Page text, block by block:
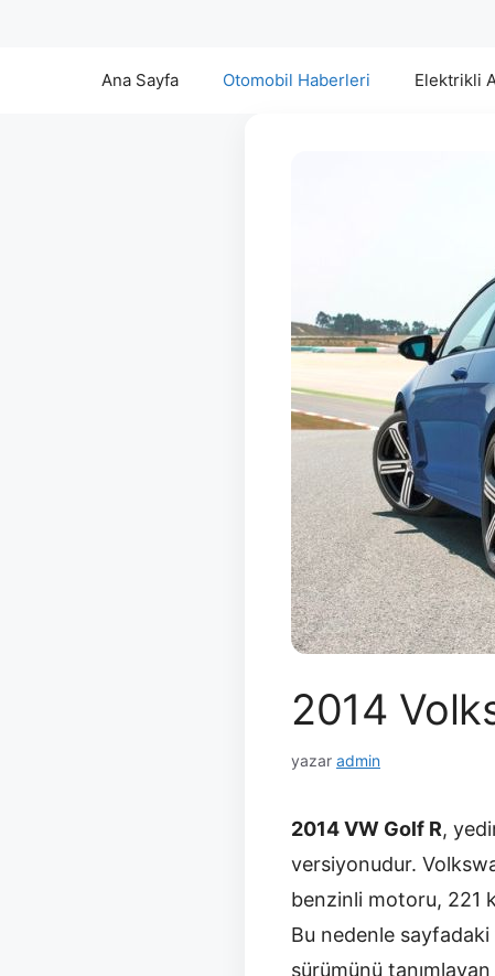
Ana Sayfa Otomobil Haberleri Elektrikli
2014
yazar admin
2014 VW Golf R,
versiyonudur.
benzinli motoru, 221
Bu nedenle sayfadaki
sürümünü